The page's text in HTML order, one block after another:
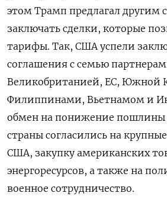
этом Трамп предлагал другим
заключать сделки, которые
тарифы. Так, США успели
соглашения с семью
Великобританией, ЕС, Южной
Филиппинами, Вьетнамом и
обмен на понижение пошлины
страны согласились на
США, закупку американских
энергоресурсов, а также на
военное сотрудничество.